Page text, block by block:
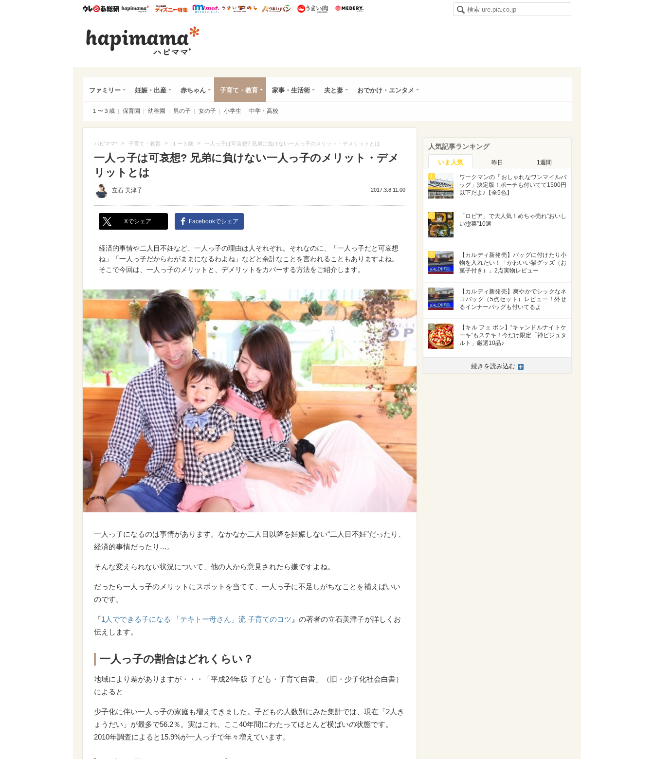
ウレぴあ総研ハピママ* ウレぴあ総研 ディズニー特集
mimot. うまいめし うまいパン うまい肉
ファミリー 妊娠・出産 赤ちゃん 子育て・教育 家事・生活術 夫と妻 おでかけ・エンタメ
１〜３歳 保育園 幼稚園 男の子 女の子 小学生 中学・高校
ハピママ* > 子育て・教育 > １〜３歳 > 一人っ子は可哀想? 兄弟に負けない一人っ子のメリット・デメリットとは
一人っ子は可哀想? 兄弟に負けない一人っ子のメリット・デメ
リットとは
立石 美津子 2017.3.8 11:00
Xでシェア Facebookでシェア
経済的事情や二人目不妊など、一人っ子の理由は人それぞれ。それなのに、「一人っ子だと可哀想
ね」「一人っ子だからわがままになるわよね」などと余計なことを言われることもありますよね。
そこで今回は、一人っ子のメリットと、デメリットをカバーする方法をご紹介します。
一人っ子になるのは事情があります。なかなか二人目以降を妊娠しない“二人目不妊”だったり、
経済的事情だったり…。
そんな変えられない状況について、他の人から意見されたら嫌ですよね。
だったら一人っ子のメリットにスポットを当てて、一人っ子に不足しがちなことを補えばいい
のです。
『1人でできる子になる 「テキトー母さん」流 子育てのコツ 』の著者の立石美津子が詳しくお
伝えします。
一人っ子の割合はどれくらい？
地域により差がありますが・・・「平成24年版 子ども・子育て白書」（旧・少子化社会白書）
によると
少子化に伴い一人っ子の家庭も増えてきました。子どもの人数別にみた集計では、現在「2人き
ょうだい」が最多で56.2％。実はこれ、ここ40年間にわたってほとんど横ばいの状態です。
2010年調査によると15.9%が一人っ子で年々増えています。
人気記事ランキング
いま人気 昨日 1週間
1
ワークマンの「おしゃれなワンマイルバ
ッグ」決定版！ポーチも付いてて1500円
以下だよ♪【全5色】
2
「ロピア」で大人気！めちゃ売れ“おいし
い惣菜”10選
3
【カルディ新発売】バッグに付けたり小
物を入れたい！「かわいい猫グッズ（お
菓子付き）」2点実物レビュー
4
【カルディ新発売】爽やかでシックなネ
コバッグ（5点セット）レビュー！外せ
るインナーバッグも付いてるよ
5
【キル フェ ボン】“キャンドルナイトケ
ーキ”もステキ！今だけ限定「神ビジュタ
ルト」厳選10品♪
続きを読み込む